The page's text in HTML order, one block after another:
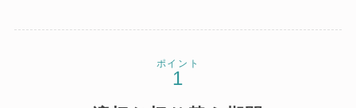
ポイント